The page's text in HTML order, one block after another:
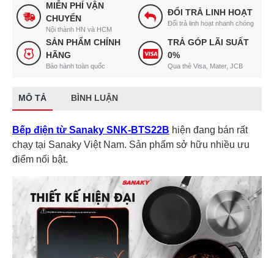
MIỄN PHÍ VẬN
CHUYỂN
Nội thành HN và HCM
ĐỔI TRẢ LINH HOẠT
Đổi trả linh hoạt nhanh chóng
SẢN PHẨM CHÍNH
HÃNG
Bảo hành toàn quốc
TRẢ GÓP LÃI SUẤT
0%
Qua thẻ Visa, Mater, JCB
MÔ TẢ BÌNH LUẬN
Bếp điện từ Sanaky SNK-BTS22B hiện đang bán rất
chạy tại Sanaky Việt Nam. Sản phẩm sở hữu nhiều ưu
điểm nổi bật.